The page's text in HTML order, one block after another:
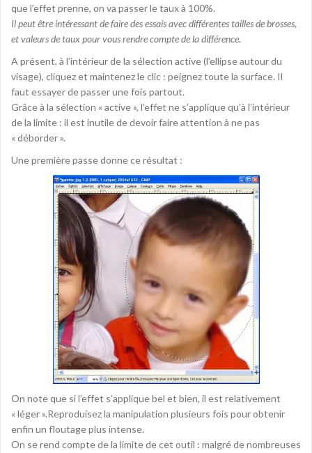
que l’effet prenne, on va passer le taux à 100%.
Il peut être intéressant de faire des essais avec différentes tailles de brosses,
et valeurs de taux pour vous rendre compte de la différence.
A présent, à l’intérieur de la sélection active (l’ellipse autour du
visage), cliquez et maintenez le clic : peignez toute la surface. Il
faut essayer de passer une fois partout.
Grâce à la sélection « active », l’effet ne s’applique qu’à l’intérieur
de la limite : il est inutile de devoir faire attention à ne pas
« déborder ».
Une première passe donne ce résultat :
On note que si l’effet s’applique bel et bien, il est relativement
« léger ».Reproduisez la manipulation plusieurs fois pour obtenir
enfin un floutage plus intense.
On se rend compte de la limite de cet outil : malgré de nombreuses